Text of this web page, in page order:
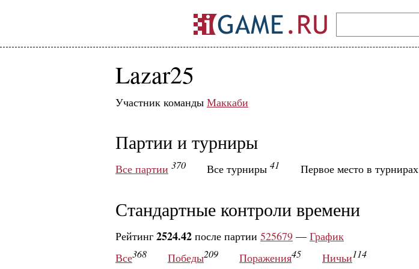
Lazar25
Участник команды Маккаби
Партии и турниры
Все партии 370 Все турниры 41 Первое место в турнирах
Стандартные контроли времени
Рейтинг 2524.42 после партии 525679 — График
Все368 Победы209 Поражения45 Ничьи114